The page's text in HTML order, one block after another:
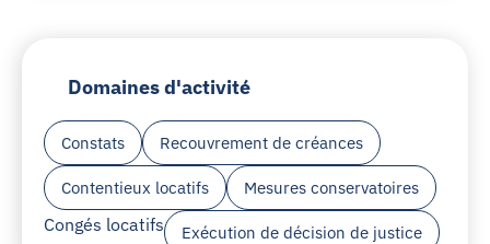
Domaines d'activité
Constats Recouvrement de créances
Contentieux locatifs Mesures conservatoires
Congés locatifs Exécution de décision de justice